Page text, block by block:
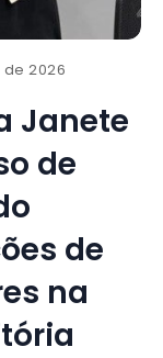
2026
Janete
de
de
na